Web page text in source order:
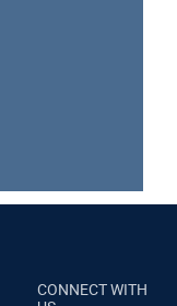
CONNECT WITH